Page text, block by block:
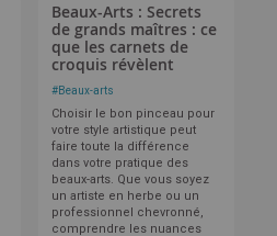
Beaux-Arts : Secrets
de grands maîtres : ce
que les carnets de
croquis révèlent
#Beaux-arts
Choisir le bon pinceau pour
votre style artistique peut
faire toute la différence
dans votre pratique des
beaux-arts. Que vous soyez
un artiste en herbe ou un
professionnel chevronné,
comprendre les nuances